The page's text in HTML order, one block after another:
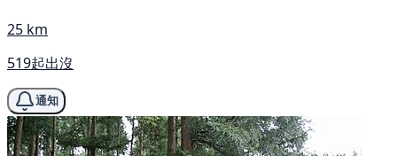
25 km
519起出沒
通知